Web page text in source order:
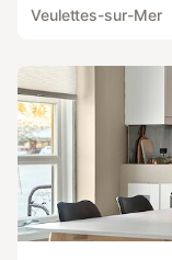
Veulettes-sur-Mer